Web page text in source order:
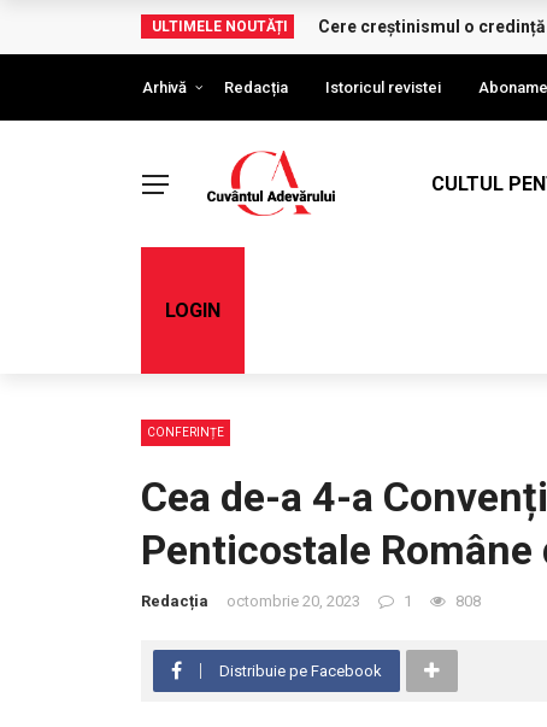
ULTIMELE NOUTĂȚI Cere creștinismul o
Arhivă Redacția Istoricul revistei
CULTUL
LOGIN
CONFERINȚE
Cea de-a 4-a
Penticostale Române
Redacția octombrie 20, 2023 1 808
Distribuie pe Facebook